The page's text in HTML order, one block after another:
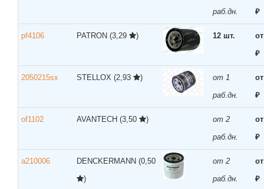
раб.дн.
₽
pf4106 PATRON (3,29 ) 12 шт.
₽
2050215sx STELLOX (2,93 )
от 1
раб.дн.
₽
of1102 AVANTECH (3,50 )
от 2
раб.дн.
₽
a210006 DENCKERMANN (0,50
)
от 2
раб.дн.
₽